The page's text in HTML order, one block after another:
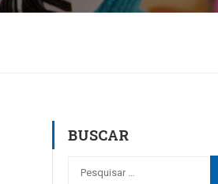
BUSCAR